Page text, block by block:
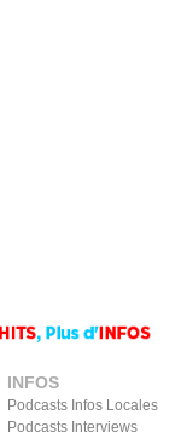
INFOS
Podcasts Infos Locales
Podcasts Interviews